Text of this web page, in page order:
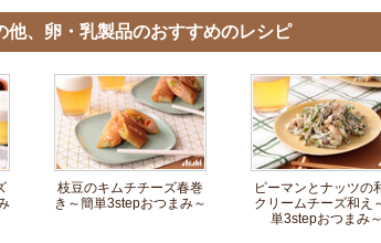
他、卵・乳製品のおすすめのレシピ
枝豆のキムチチーズ春巻
き～簡単3stepおつまみ～
ピーマンとナッツの
クリームチーズ和え
単3stepおつまみ～